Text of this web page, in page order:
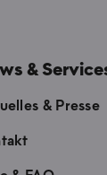
&
& Presse